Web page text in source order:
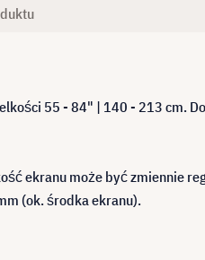
55 - 84" | 140 - 213 cm.
ekranu może być zmiennie
(ok. środka ekranu).